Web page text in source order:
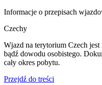
Informacje o przepisach
Czechy
Wjazd na terytorium Czech
bądź dowodu osobistego.
cały okres pobytu.
Przejdź do treści